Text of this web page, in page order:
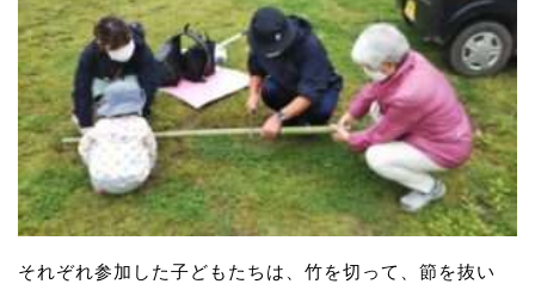
それぞれ参加した子どもたちは、竹を切って、節を抜い